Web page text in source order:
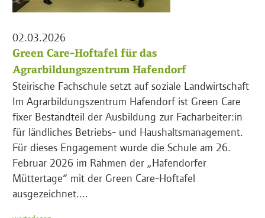
02.03.2026
Green Care-Hoftafel für das
Agrarbildungszentrum Hafendorf
Steirische Fachschule setzt auf soziale Landwirtschaft
Im Agrarbildungszentrum Hafendorf ist Green Care
fixer Bestandteil der Ausbildung zur Facharbeiter:in
für ländliches Betriebs- und Haushaltsmanagement.
Für dieses Engagement wurde die Schule am 26.
Februar 2026 im Rahmen der „Hafendorfer
Müttertage“ mit der Green Care-Hoftafel
ausgezeichnet....